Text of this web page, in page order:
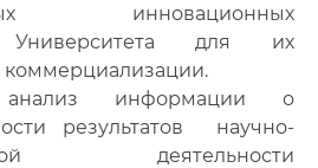
инновационных
Университета для их
информации о
результатов научно-
деятельности